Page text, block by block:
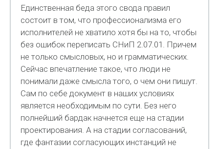
Единственная беда этого свода правил
состоит в том, что профессионализма его
исполнителей не хватило хотя бы на то, чтобы
без ошибок переписать СНиП 2.07.01. Причем
не только смысловых, но и грамматических.
Сейчас впечатление такое, что люди не
понимали даже смысла того, о чем они пишут.
Сам по себе документ в наших условиях
является необходимым по сути. Без него
полнейший бардак начнется еще на стадии
проектирования. А на стадии согласований,
где фантазии согласующих инстанций не